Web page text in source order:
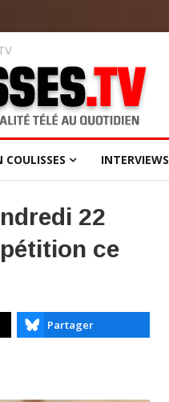
COULISSES INTERVIEWS
22
ce
Partager